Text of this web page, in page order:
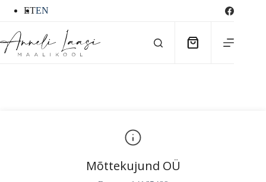
ETEN
Shopping
cart
Mõttekujund OÜ